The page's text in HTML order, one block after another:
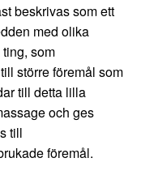
beskrivas som ett
med olika
som
större föremål som
till detta lilla
och ges
till
föremål.